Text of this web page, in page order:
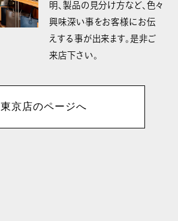
明、製品の見分け方など、色々
興味深い事をお客様にお伝
えする事が出来ます。是非ご
来店下さい。
東京店のページへ